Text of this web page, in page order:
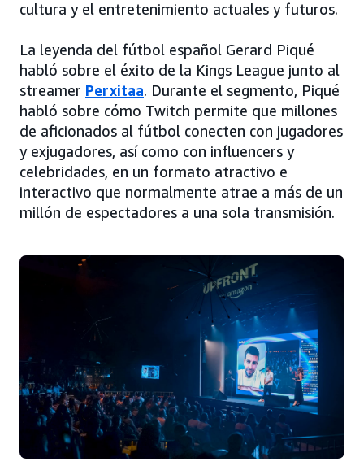
cultura y el entretenimiento actuales y futuros.
La leyenda del fútbol español Gerard Piqué
habló sobre el éxito de la Kings League junto al
streamer Perxitaa. Durante el segmento, Piqué
habló sobre cómo Twitch permite que millones
de aficionados al fútbol conecten con jugadores
y exjugadores, así como con influencers y
celebridades, en un formato atractivo e
interactivo que normalmente atrae a más de un
millón de espectadores a una sola transmisión.